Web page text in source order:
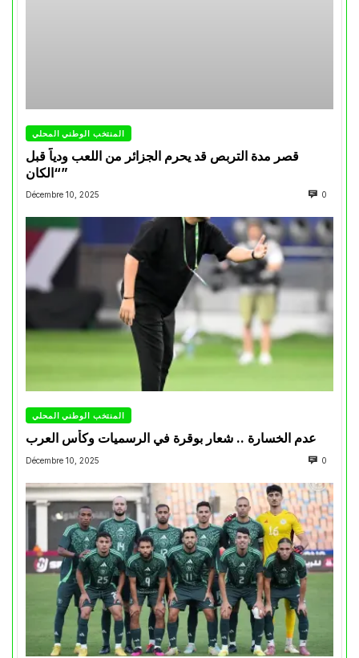
المنتخب الوطني المحلي
قصر مدة التربص قد يحرم الجزائر من اللعب ودياً قبل
“الكان”
Décembre 10, 2025 0
المنتخب الوطني المحلي
عدم الخسارة .. شعار بوقرة في الرسميات وكأس العرب
Décembre 10, 2025 0